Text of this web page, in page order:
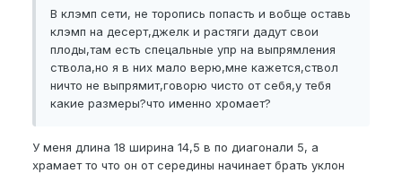
В клэмп сети, не торопись попасть и вобще оставь
клэмп на десерт,джелк и растяги дадут свои
плоды,там есть спецальные упр на выпрямления
ствола,но я в них мало верю,мне кажется,ствол
ничто не выпрямит,говорю чисто от себя,у тебя
какие размеры?что именно хромает?
У меня длина 18 ширина 14,5 в по диагонали 5, а
храмает то что он от середины начинает брать уклон